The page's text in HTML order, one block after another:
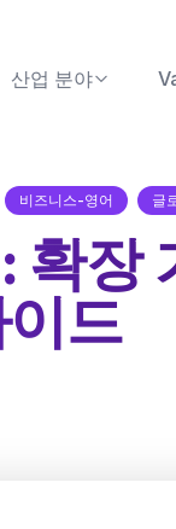
산업 분야
비즈니스-영어 글
확장
드